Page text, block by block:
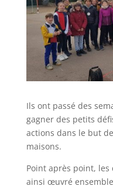
Ils ont passé des
gagner des petits
actions dans le but
maisons.
Point après point, les
ainsi œuvré